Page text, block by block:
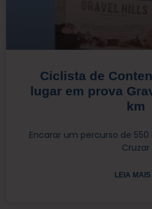
Ciclista de
lugar em prova
km
Encarar um percurso de
Cruzar
LEIA MAIS